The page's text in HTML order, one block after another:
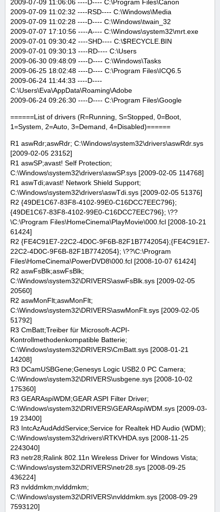
2009-07-09 11:06:06 ----D---- C:\Program Files\Canon
2009-07-09 11:02:32 ----RSD---- C:\Windows\Media
2009-07-09 11:02:28 ----D---- C:\Windows\twain_32
2009-07-07 17:10:56 ----A---- C:\Windows\system32\mrt.exe
2009-07-01 09:30:42 ----SHD---- C:\$RECYCLE.BIN
2009-07-01 09:30:13 ----RD---- C:\Users
2009-06-30 09:48:09 ----D---- C:\Windows\Tasks
2009-06-25 18:02:48 ----D---- C:\Program Files\ICQ6.5
2009-06-24 11:44:33 ----D----
C:\Users\Eva\AppData\Roaming\Adobe
2009-06-24 09:26:30 ----D---- C:\Program Files\Google
======List of drivers (R=Running, S=Stopped, 0=Boot,
1=System, 2=Auto, 3=Demand, 4=Disabled)======
R1 aswRdr;aswRdr; C:\Windows\system32\drivers\aswRdr.sys
[2009-02-05 23152]
R1 aswSP;avast! Self Protection;
C:\Windows\system32\drivers\aswSP.sys [2009-02-05 114768]
R1 aswTdi;avast! Network Shield Support;
C:\Windows\system32\drivers\aswTdi.sys [2009-02-05 51376]
R2 {49DE1C67-83F8-4102-99E0-C16DCC7EEC796};
{49DE1C67-83F8-4102-99E0-C16DCC7EEC796}; \??
\C:\Program Files\HomeCinema\PlayMovie\000.fcl [2008-10-21
61424]
R2 {FE4C91E7-22C2-4D0C-9F6B-82F1B7742054};{FE4C91E7-
22C2-4D0C-9F6B-82F1B7742054}; \??\C:\Program
Files\HomeCinema\PowerDVD8\000.fcl [2008-10-07 61424]
R2 aswFsBlk;aswFsBlk;
C:\Windows\system32\DRIVERS\aswFsBlk.sys [2009-02-05
20560]
R2 aswMonFlt;aswMonFlt;
C:\Windows\system32\DRIVERS\aswMonFlt.sys [2009-02-05
51792]
R3 CmBatt;Treiber für Microsoft-ACPI-
Kontrollmethodenkompatible Batterie;
C:\Windows\system32\DRIVERS\CmBatt.sys [2008-01-21
14208]
R3 DCamUSBGene;Genesys Logic USB2.0 PC Camera;
C:\Windows\system32\DRIVERS\usbgene.sys [2008-10-02
175360]
R3 GEARAspiWDM;GEAR ASPI Filter Driver;
C:\Windows\system32\DRIVERS\GEARAspiWDM.sys [2009-03-
19 23400]
R3 IntcAzAudAddService;Service for Realtek HD Audio (WDM);
C:\Windows\system32\drivers\RTKVHDA.sys [2008-11-25
2243040]
R3 netr28;Ralink 802.11n Wireless Driver for Windows Vista;
C:\Windows\system32\DRIVERS\netr28.sys [2008-09-25
436224]
R3 nvlddmkm;nvlddmkm;
C:\Windows\system32\DRIVERS\nvlddmkm.sys [2008-09-29
7593120]